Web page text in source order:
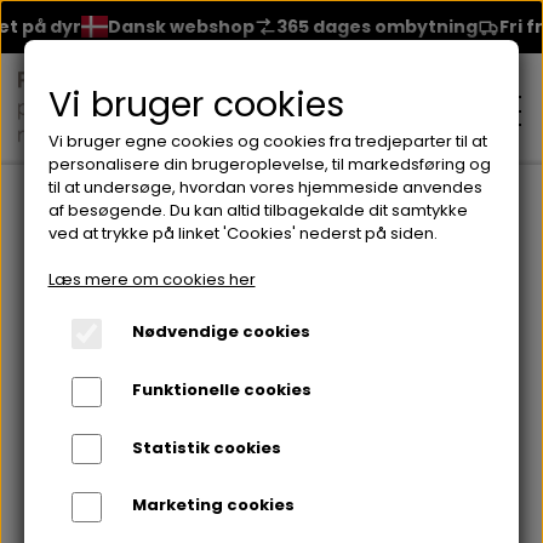
dyr Dansk webshop 365 dages ombytning Fri
MAKEUP
ANSIGT
FOUNDATION
BLUSH
BRYN
GEL
ØJNE
HUDPLEJE
ØJENCREME
HÅRPLEJE
SHAMPOO
Forside Brands Seventeen Neglelakker fra Seventeen
Vi bruger cookies
Vi bruger egne cookies og cookies fra tredjeparter til at
personalisere din brugeroplevelse, til markedsføring og
til at undersøge, hvordan vores hjemmeside anvendes
af besøgende. Du kan altid tilbagekalde dit samtykke
ved at trykke på linket 'Cookies' nederst på siden.
Læs mere om cookies her
Nødvendige cookies
Funktionelle cookies
Statistik cookies
Marketing cookies